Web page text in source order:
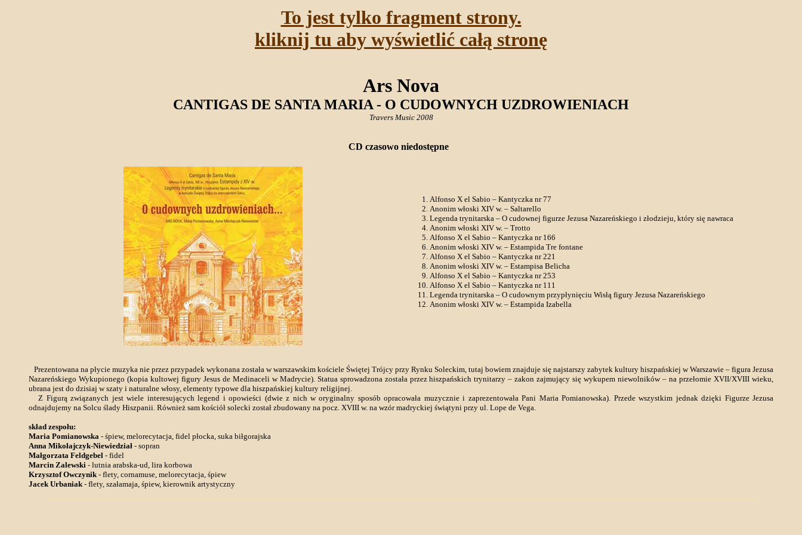
To jest tylko fragment strony.
kliknij tu aby wyświetlić całą stronę
Ars Nova
CANTIGAS DE SANTA MARIA - O CUDOWNYCH UZDROWIENIACH
Travers Music 2008
CD czasowo niedostępne
Alfonso X el Sabio – Kantyczka nr 77
Anonim włoski XIV w. – Saltarello
Legenda trynitarska – O cudownej figurze Jezusa Nazareńskiego i złodzieju, który się nawraca
Anonim włoski XIV w. – Trotto
Alfonso X el Sabio – Kantyczka nr 166
Anonim włoski XIV w. – Estampida Tre fontane
Alfonso X el Sabio – Kantyczka nr 221
Anonim włoski XIV w. – Estampisa Belicha
Alfonso X el Sabio – Kantyczka nr 253
Alfonso X el Sabio – Kantyczka nr 111
Legenda trynitarska – O cudownym przypłynięciu Wisłą figury Jezusa Nazareńskiego
Anonim włoski XIV w. – Estampida Izabella
Prezentowana na płycie muzyka nie przez przypadek wykonana została w warszawskim kościele Świętej Trójcy przy Rynku Soleckim, tutaj bowiem znajduje się najstarszy zabytek kultury hiszpańskiej w Warszawie – figura Jezusa
Nazareńskiego Wykupionego (kopia kultowej figury Jesus de Medinaceli w Madrycie). Statua sprowadzona została przez hiszpańskich trynitarzy – zakon zajmujący się wykupem niewolników – na przełomie XVII/XVIII wieku,
ubrana jest do dzisiaj w szaty i naturalne włosy, elementy typowe dla hiszpańskiej kultury religijnej.
Z Figurą związanych jest wiele interesujących legend i opowieści (dwie z nich w oryginalny sposób opracowała muzycznie i zaprezentowała Pani Maria Pomianowska). Przede wszystkim jednak dzięki Figurze Jezusa
odnajdujemy na Solcu ślady Hiszpanii. Również sam kościół solecki został zbudowany na pocz. XVIII w. na wzór madryckiej świątyni przy ul. Lope de Vega.
skład zespołu:
Maria Pomianowska - śpiew, melorecytacja, fidel płocka, suka biłgorajska
Anna Mikołajczyk-Niewiedział - sopran
Małgorzata Feldgebel - fidel
Marcin Zalewski - lutnia arabska-ud, lira korbowa
Krzysztof Owczynik- flety, cornamuse, melorecytacja, śpiew
Jacek Urbaniak- flety, szałamaja, śpiew, kierownik artystyczny